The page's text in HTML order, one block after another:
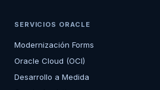
SERVICIOS ORACLE
Modernización Forms
Oracle Cloud (OCI)
Desarrollo a Medida